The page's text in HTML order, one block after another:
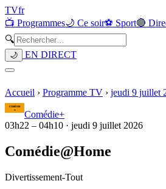
TVfr
📺 Programmes🌙 Ce soir⚽ Sport🔴
🔍
🌙 EN DIRECT
Accueil › Programme TV › jeudi 9 juillet
Comédie+
03h22 – 04h10 · jeudi 9 juillet 2026
Comédie@Home
Divertissement-Tout